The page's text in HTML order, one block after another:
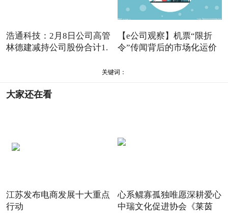
浩通科技：2月8日公司高管
林德建减持公司股份合计1.
【e公司观察】机票“限折
令”传闻背后的市场化运价
关键词：
大家还在看
江苏发布电商发展十大重点
行动
心系鳏寡孤独唯愿深耕爱心
中瑞文化促进协会《莱茵